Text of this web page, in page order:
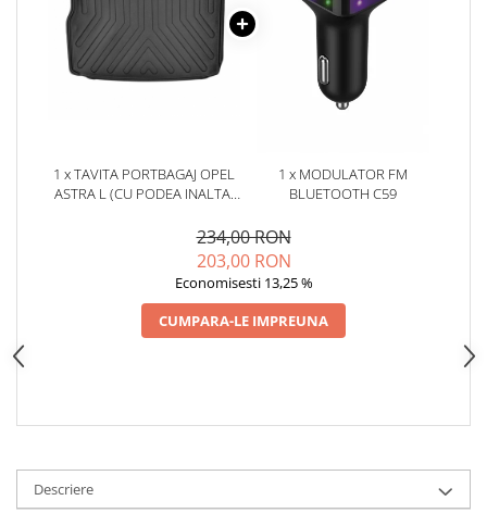
Marcaje si Echipamente de
Siguranta
Accesorii Cabina Camion
Echipamente ADR si Utilitare
Uleiuri si Lichide Auto
Aditivi DPF, Sistem Racire si
Servodirectie
Antigel
Lubrifianti si Spray-uri de Curatare
Curatare si Detailing Interior
1 x TAVITA PORTBAGAJ OPEL
ASTRA L (CU PODEA INALTA)
1 x MODULATOR FM
BLUETOOTH C59
234,00 RON
203,00 RON
Economisesti 13,25 %
CUMPARA-LE IMPREUNA
Descriere